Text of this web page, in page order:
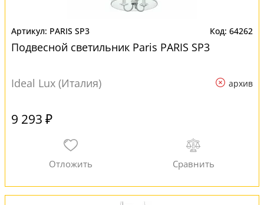
PARIS SP3 64262
Подвесной светильник Paris PARIS SP3
Ideal Lux (Италия) архив
9 293 ₽